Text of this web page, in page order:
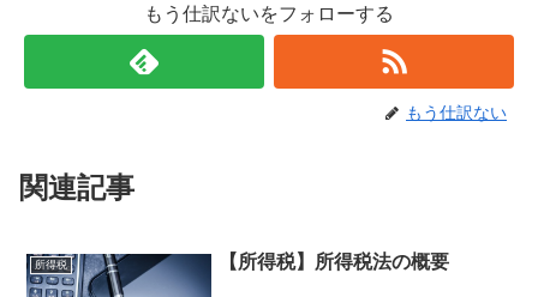
もう仕訳ないをフォローする
もう仕訳ない
関連記事
所得税 【所得税】所得税法の概要